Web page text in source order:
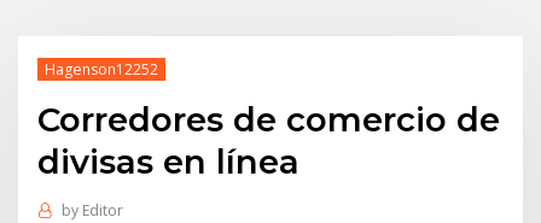
Hagenson12252
Corredores de comercio de
divisas en línea
by Editor